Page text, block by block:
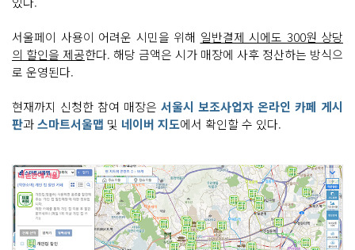
서울페이 사용이 어려운 시민을 위해 일반결제 시에도 300원 상당
의 할인을 제공한다. 해당 금액은 시가 매장에 사후 정산하는 방식으
로 운영된다.
현재까지 신청한 참여 매장은 서울시 보조사업자 온라인 카페 게시
판과스마트서울맵 및 네이버 지도에서 확인할 수 있다.